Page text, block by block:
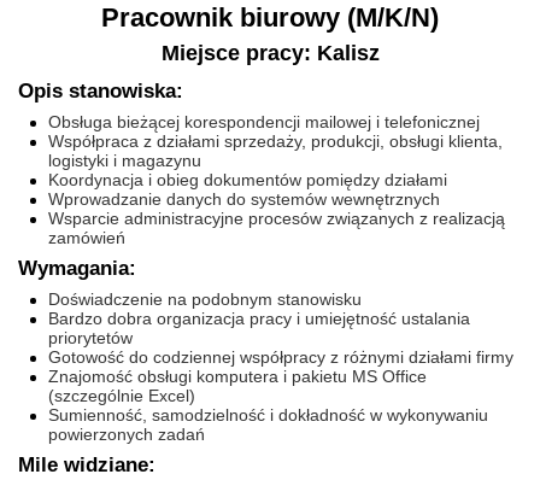
Pracownik biurowy (M/K/N)
Miejsce pracy: Kalisz
Opis stanowiska:
Obsługa bieżącej korespondencji mailowej i telefonicznej
Współpraca z działami sprzedaży, produkcji, obsługi klienta,
logistyki i magazynu
Koordynacja i obieg dokumentów pomiędzy działami
Wprowadzanie danych do systemów wewnętrznych
Wsparcie administracyjne procesów związanych z realizacją
zamówień
Wymagania:
Doświadczenie na podobnym stanowisku
Bardzo dobra organizacja pracy i umiejętność ustalania
priorytetów
Gotowość do codziennej współpracy z różnymi działami firmy
Znajomość obsługi komputera i pakietu MS Office
(szczególnie Excel)
Sumienność, samodzielność i dokładność w wykonywaniu
powierzonych zadań
Mile widziane: